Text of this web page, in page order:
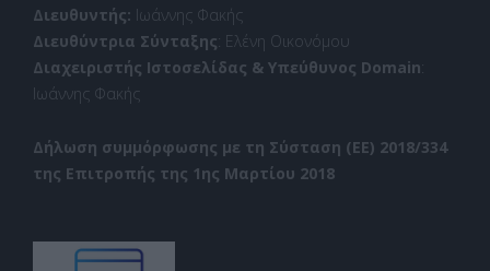
Διευθυντής: Ιωάννης Φακής
Διευθύντρια Σύνταξης: Ελένη Οικονόμου
Διαχειριστής Ιστοσελίδας & Υπεύθυνος Domain:
Ιωάννης Φακής
Δήλωση συμμόρφωσης με τη Σύσταση (ΕΕ) 2018/334
της Επιτροπής της 1ης Μαρτίου 2018